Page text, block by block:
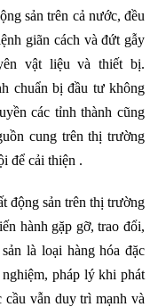
sản trên cả nước, đều
giãn cách và đứt gẫy
vật liệu và thiết bị.
chuẩn bị đầu tư không
các tỉnh thành cũng
cung trên thị trường
để cải thiện .
động sản trên thị trường
hành gặp gỡ, trao đổi,
là loại hàng hóa đặc
pháp lý khi phát
vẫn duy trì mạnh và